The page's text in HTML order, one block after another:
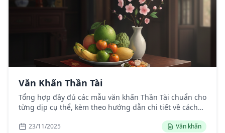
Văn Khấn Thần Tài
Tổng hợp đầy đủ các mẫu văn khấn Thần Tài chuẩn cho
từng dịp cụ thể, kèm theo hướng dẫn chi tiết về cách
23/11/2025 Văn khấn